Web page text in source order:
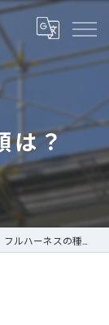
は？
フルハーネスの種類は？